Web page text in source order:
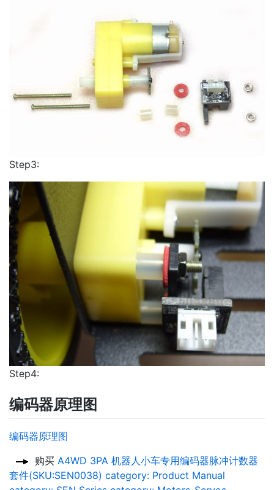
Step3:
Step4:
编码器原理图
编码器原理图
购买 A4WD 3PA 机器人小车专用编码器脉冲计数器
套件(SKU:SEN0038) category: Product Manual